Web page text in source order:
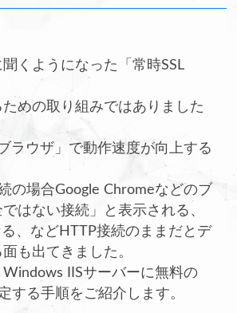
くようになった「常時SSL
めの取り組みではありました
ラウザ」で動作速度が向上する
の場合Google Chromeなどのブ
はない接続」と表示される、
、などHTTP接続のままだとデ
も出てきました。
IISサーバーに無料の
する手順をご紹介します。